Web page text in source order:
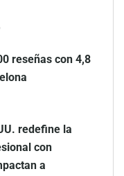
reseñas con 4,8
redefine la
con
a